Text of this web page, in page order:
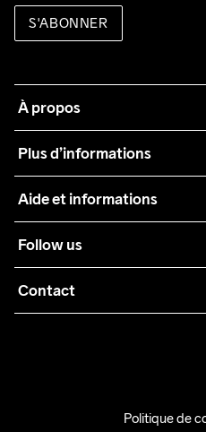
S'ABONNER
À propos
Plus d’informations
Teamwear
Durabilité
Collaborations
Aide et informations
Conditions générales
Retours
Follow us
Contact
Politique de